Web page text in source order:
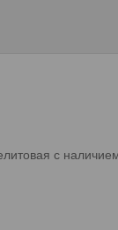
с